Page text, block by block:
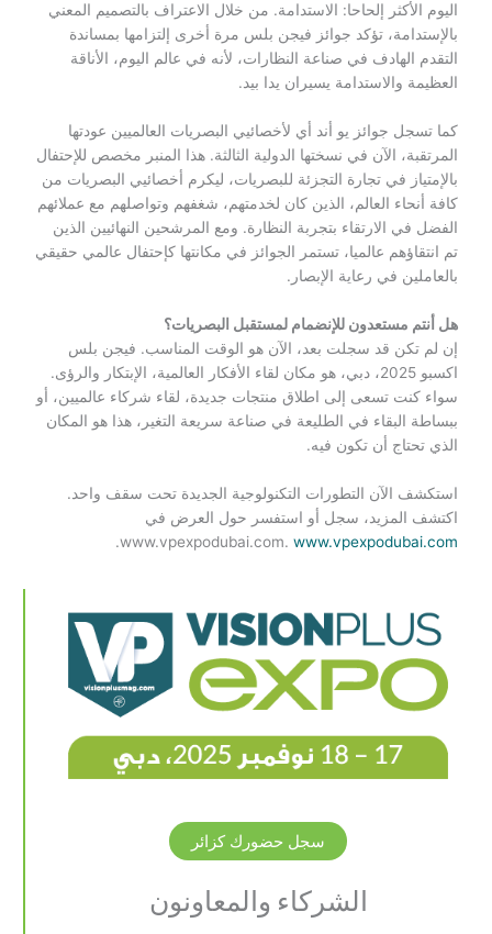
اليوم الأكثر إلحاحا: الاستدامة. من خلال الاعتراف بالتصميم المعني
بالإستدامة، تؤكد جوائز فيجن بلس مرة أخرى إلتزامها بمساندة
التقدم الهادف في صناعة النظارات، لأنه في عالم اليوم، الأناقة
العظيمة والاستدامة يسيران يدا بيد.
كما تسجل جوائز يو أند أي لأخصائيي البصريات العالميين عودتها
المرتقبة، الآن في نسختها الدولية الثالثة. هذا المنبر مخصص للإحتفال
بالإمتياز في تجارة التجزئة للبصريات، ليكرم أخصائيي البصريات من
كافة أنحاء العالم، الذين كان لخدمتهم، شغفهم وتواصلهم مع عملائهم
الفضل في الارتقاء بتجربة النظارة. ومع المرشحين النهائيين الذين
تم انتقاؤهم عالميا، تستمر الجوائز في مكانتها كإحتفال عالمي حقيقي
بالعاملين في رعاية الإبصار.
هل أنتم مستعدون للإنضمام لمستقبل البصريات؟
إن لم تكن قد سجلت بعد، الآن هو الوقت المناسب. فيجن بلس
اكسبو 2025، دبي، هو مكان لقاء الأفكار العالمية، الإبتكار والرؤى.
سواء كنت تسعى إلى اطلاق منتجات جديدة، لقاء شركاء عالميين، أو
ببساطة البقاء في الطليعة في صناعة سريعة التغير، هذا هو المكان
الذي تحتاج أن تكون فيه.
استكشف الآن التطورات التكنولوجية الجديدة تحت سقف واحد.
اكتشف المزيد، سجل أو استفسر حول العرض في
www.vpexpodubai.com. www.vpexpodubai.com
.
سجل حضورك كزائر
الشركاء والمعاونون